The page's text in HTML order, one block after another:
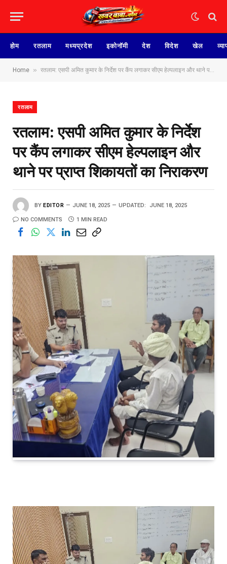
होम रतलाम मध्यप्रदेश इकोनॉमी देश विदेश खेल
Home » रतलाम: एसपी अमित कुमार के निर्देश पर कैंप लगाकर सीएम हेल्पलाइन और थाने पर प्राप्त शिकायतों का निराकरण
रतलाम
रतलाम: एसपी अमित कुमार के निर्देश
पर कैंप लगाकर सीएम हेल्पलाइन और
थाने पर प्राप्त शिकायतों का निराकरण
BY EDITOR JUNE 18, 2025 UPDATED: JUNE 18, 2025
NO COMMENTS 1 MIN READ